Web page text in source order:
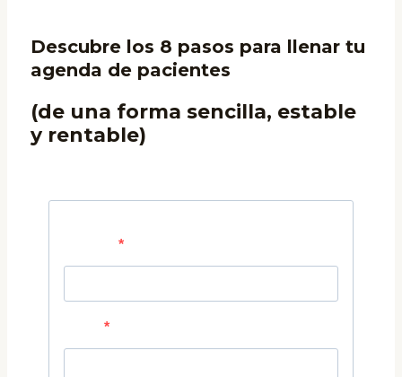
Descubre los 8 pasos para llenar tu
agenda de pacientes
(de una forma sencilla, estable
y rentable)